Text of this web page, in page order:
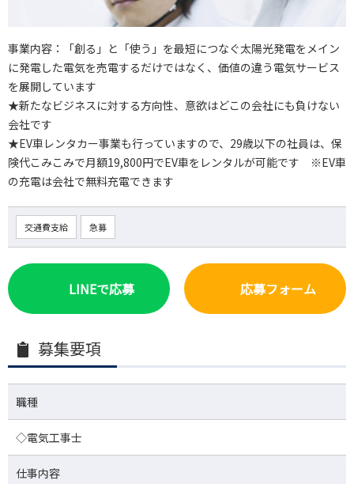
事業内容：「創る」と「使う」を最短につなぐ太陽光発電をメイン
に発電した電気を売電するだけではなく、価値の違う電気サービス
を展開しています
★新たなビジネスに対する方向性、意欲はどこの会社にも負けない
会社です
★EV車レンタカー事業も行っていますので、29歳以下の社員は、保
険代こみこみで月額19,800円でEV車をレンタルが可能です ※EV車
の充電は会社で無料充電できます
交通費支給 急募
LINEで応募 応募フォーム
募集要項
職種
◇電気工事士
仕事内容